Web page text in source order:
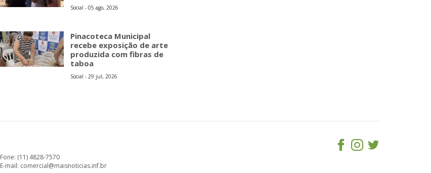
Social - 05 ago, 2026
Pinacoteca Municipal
recebe exposição de arte
produzida com fibras de
taboa
Social - 29 jul, 2026
Fone: (11) 4828-7570
E-mail: comercial@maisnoticias.inf.br